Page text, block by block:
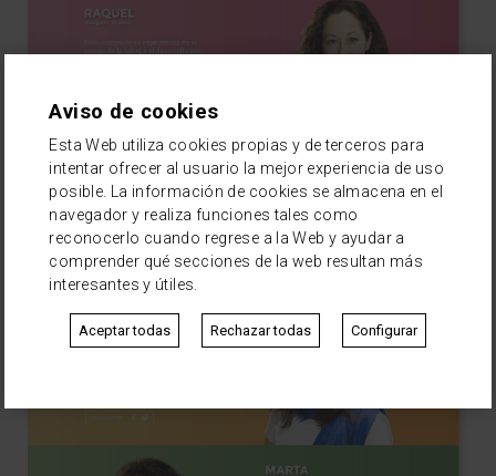
Aviso de cookies
Esta Web utiliza cookies propias y de terceros para
intentar ofrecer al usuario la mejor experiencia de uso
posible. La información de cookies se almacena en el
navegador y realiza funciones tales como
reconocerlo cuando regrese a la Web y ayudar a
comprender qué secciones de la web resultan más
interesantes y útiles.
Aceptar todas Rechazar todas Configurar